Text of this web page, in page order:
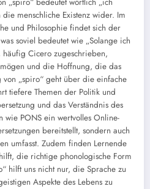
menschliche Existenz wider. Im
und Philosophie findet sich der
soviel bedeutet wie „Solange ich
häufig Cicero zugeschrieben,
und die Hoffnung, die das
„spiro“ geht über die einfache
tiefere Themen der Politik und
und das Verständnis des
wie PONS ein wertvolles Online-
bereitstellt, sondern auch
umfasst. Zudem finden Lernende
die richtige phonologische Form
hilft uns nicht nur, die Sprache zu
Aspekte des Lebens zu